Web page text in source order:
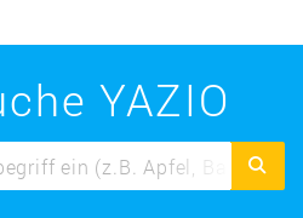
YAZIO